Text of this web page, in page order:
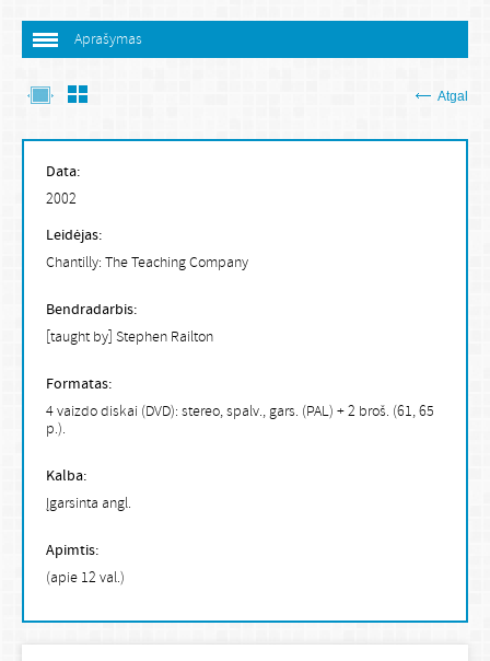
Aprašymas
Atgal
Data:
2002
Leidėjas:
Chantilly: The Teaching Company
Bendradarbis:
[taught by] Stephen Railton
Formatas:
4 vaizdo diskai (DVD): stereo, spalv., gars. (PAL) + 2 broš. (61, 65
p.).
Kalba:
Įgarsinta angl.
Apimtis:
(apie 12 val.)